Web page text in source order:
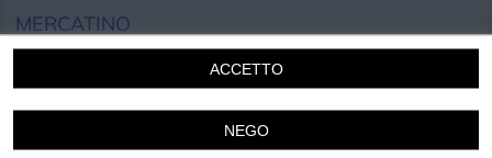
ACCETTO
NEGO
MERCATINO
Antiquariato, collezionismo e curiosità
Domenica 16 Agosto 2026
08.00-18.30